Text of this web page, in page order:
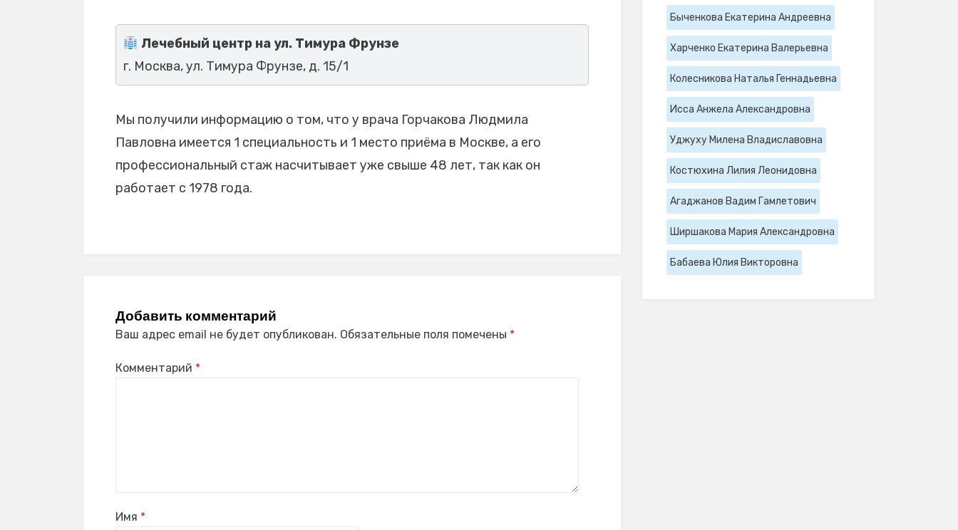
Лечебный центр на ул. Тимура Фрунзе
г. Москва, ул. Тимура Фрунзе, д. 15/1
Мы получили информацию о том, что у врача Горчакова Людмила
Павловна имеется 1 специальность и 1 место приёма в Москве, а его
профессиональный стаж насчитывает уже свыше 48 лет, так как он
работает с 1978 года.
Добавить комментарий
Ваш адрес email не будет опубликован. Обязательные поля помечены *
Комментарий *
Имя *
Быченкова Екатерина Андреевна
Харченко Екатерина Валерьевна
Колесникова Наталья Геннадьевна
Исса Анжела Александровна
Уджуху Милена Владиславовна
Костюхина Лилия Леонидовна
Агаджанов Вадим Гамлетович
Ширшакова Мария Александровна
Бабаева Юлия Викторовна